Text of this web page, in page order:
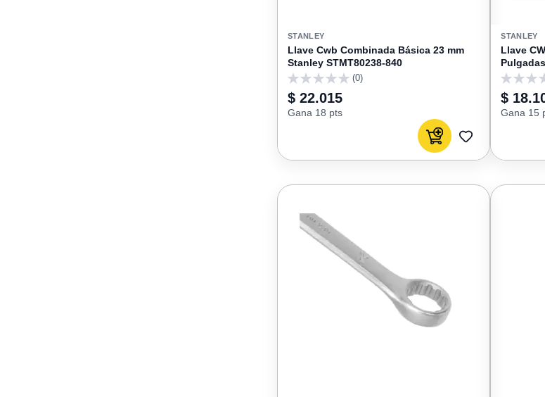
STANLEY
Llave Cwb Combinada Básica 23 mm
Stanley STMT80238-840
0
(0)
$ 22.015
Gana 18 pts
Agregar al carrito
AGREGAR
FAVORITOS
STANLEY
Llave
0
$
Gana 15